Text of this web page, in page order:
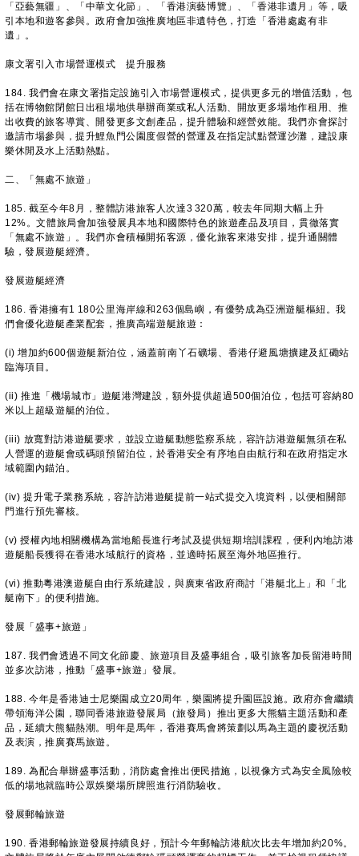
「亞藝無疆」、「中華文化節」、「香港演藝博覽」、「香港非遺月」等，吸
引本地和遊客參與。政府會加強推廣地區非遺特色，打造「香港處處有非
遺」。
康文署引入市場營運模式 提升服務
184. 我們會在康文署指定設施引入市場營運模式，提供更多元的增值活動，包
括在博物館閉館日出租場地供舉辦商業或私人活動、開放更多場地作租用、推
出收費的旅客導賞、開發更多文創產品，提升體驗和經營效能。我們亦會探討
邀請市場參與，提升鯉魚門公園度假營的營運及在指定試點營運沙灘，建設康
樂休閒及水上活動熱點。
二、「無處不旅遊」
185. 截至今年8月，整體訪港旅客人次達3 320萬，較去年同期大幅上升
12%。文體旅局會加強發展具本地和國際特色的旅遊產品及項目，貫徹落實
「無處不旅遊」。我們亦會積極開拓客源，優化旅客來港安排，提升通關體
驗，發展遊艇經濟。
發展遊艇經濟
186. 香港擁有1 180公里海岸線和263個島嶼，有優勢成為亞洲遊艇樞紐。我
們會優化遊艇產業配套，推廣高端遊艇旅遊：
(i) 增加約600個遊艇新泊位，涵蓋前南丫石礦場、香港仔避風塘擴建及紅磡站
臨海項目。
(ii) 推進「機場城市」遊艇港灣建設，額外提供超過500個泊位，包括可容納80
米以上超級遊艇的泊位。
(iii) 放寬對訪港遊艇要求，並設立遊艇動態監察系統，容許訪港遊艇無須在私
人營運的遊艇會或碼頭預留泊位，於香港安全有序地自由航行和在政府指定水
域範圍內錨泊。
(iv) 提升電子業務系統，容許訪港遊艇提前一站式提交入境資料，以便相關部
門進行預先審核。
(v) 授權內地相關機構為當地船長進行考試及提供短期培訓課程，便利內地訪港
遊艇船長獲得在香港水域航行的資格，並適時拓展至海外地區推行。
(vi) 推動粵港澳遊艇自由行系統建設，與廣東省政府商討「港艇北上」和「北
艇南下」的便利措施。
發展「盛事+旅遊」
187. 我們會透過不同文化節慶、旅遊項目及盛事組合，吸引旅客加長留港時間
並多次訪港，推動「盛事+旅遊」發展。
188. 今年是香港迪士尼樂園成立20周年，樂園將提升園區設施。政府亦會繼續
帶領海洋公園，聯同香港旅遊發展局（旅發局）推出更多大熊貓主題活動和產
品，延續大熊貓熱潮。明年是馬年，香港賽馬會將策劃以馬為主題的慶祝活動
及表演，推廣賽馬旅遊。
189. 為配合舉辦盛事活動，消防處會推出便民措施，以視像方式為安全風險較
低的場地就臨時公眾娛樂場所牌照進行消防驗收。
發展郵輪旅遊
190. 香港郵輪旅遊發展持續良好，預計今年郵輪訪港航次比去年增加約20%。